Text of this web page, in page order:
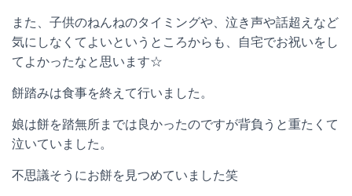
また、子供のねんねのタイミングや、泣き声や話超えなど
気にしなくてよいというところからも、自宅でお祝いをし
てよかったなと思います☆
餅踏みは食事を終えて行いました。
娘は餅を踏無所までは良かったのですが背負うと重たくて
泣いていました。
不思議そうにお餅を見つめていました笑